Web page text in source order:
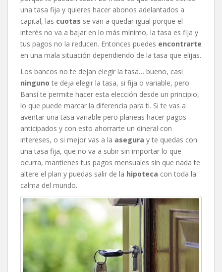
una tasa fija y quieres hacer abonos adelantados a
capital, las cuotas se van a quedar igual porque el
interés no va a bajar en lo más mínimo, la tasa es fija y
tus pagos no la reducen. Entonces puedes encontrarte
en una mala situación dependiendo de la tasa que elijas.
Los bancos no te dejan elegir la tasa… bueno, casi
ninguno te deja elegir la tasa, si fija o variable, pero
Bansí te permite hacer esta elección desde un principio,
lo que puede marcar la diferencia para ti. Si te vas a
aventar una tasa variable pero planeas hacer pagos
anticipados y con esto ahorrarte un dineral con
intereses, o si mejor vas a la asegura y te quedas con
una tasa fija, que no va a subir sin importar lo que
ocurra, mantienes tus pagos mensuales sin que nada te
altere el plan y puedas salir de la hipoteca con toda la
calma del mundo.